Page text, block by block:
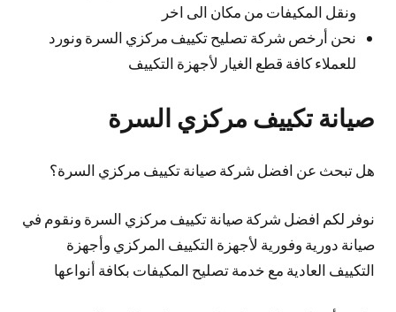
ونقل المكيفات من مكان الى اخر
نحن أرخص شركة تصليح تكييف مركزي السرة ونورد
للعملاء كافة قطع الغيار لأجهزة التكييف
صيانة تكييف مركزي السرة
هل تبحث عن افضل شركة صيانة تكييف مركزي السرة؟
نوفر لكم افضل شركة صيانة تكييف مركزي السرة ونقوم في
صيانة دورية وفورية لأجهزة التكييف المركزي وأجهزة
التكييف العادية مع خدمة تصليح المكيفات بكافة أنواعها